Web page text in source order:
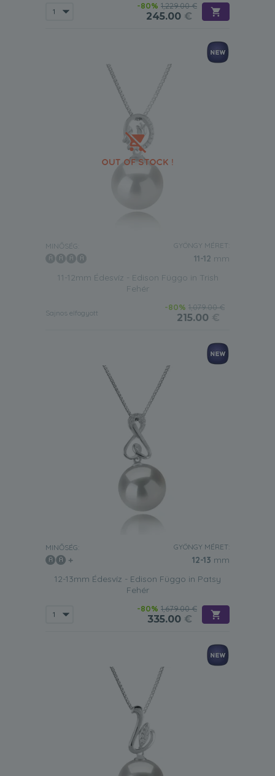
-80% 1,229.00 €
245.00 €
MINŐSÉG: GYÖNGY MÉRET:
11-12 mm
11-12mm Édesvíz - Edison Függo in Trish
Fehér
Sajnos elfogyott
-80% 1,079.00 €
215.00 €
MINŐSÉG: GYÖNGY MÉRET:
12-13 mm
12-13mm Édesvíz - Edison Függo in Patsy
Fehér
-80% 1,679.00 €
335.00 €